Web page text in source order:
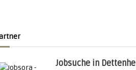
Jobsuche in